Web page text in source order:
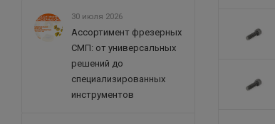
30 июля 2026
Ассортимент фрезерных
СМП: от универсальных
решений до
специализированных
инструментов